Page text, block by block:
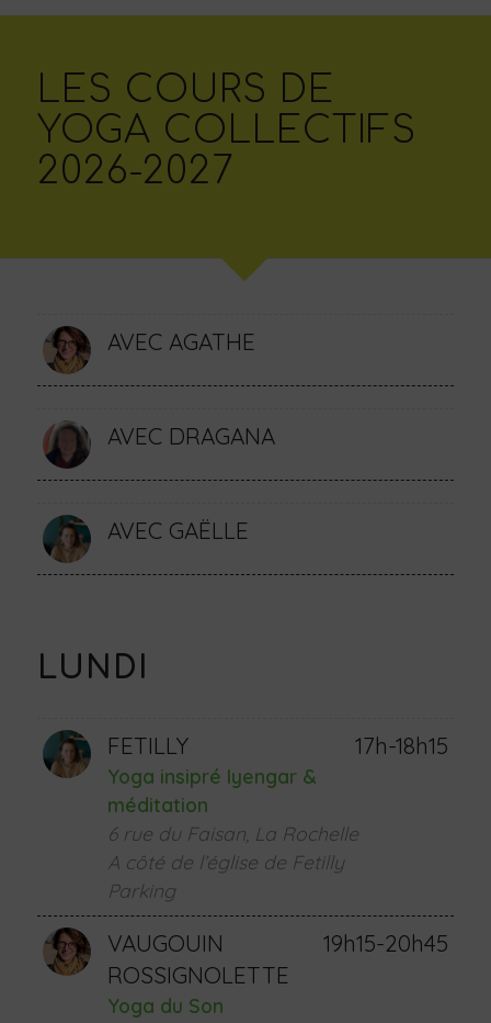
LES COURS DE
YOGA COLLECTIFS
2026-2027
AVEC AGATHE
AVEC DRAGANA
AVEC GAËLLE
LUNDI
FETILLY 17h-18h15
Yoga insipré Iyengar &
méditation
6 rue du Faisan, La Rochelle
A côté de l’église de Fetilly
Parking
VAUGOUIN
ROSSIGNOLETTE
19h15-20h45
Yoga du Son